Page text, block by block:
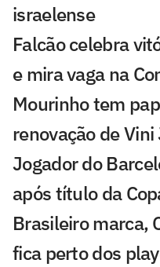
israelense
Falcão celebra
e mira vaga na
Mourinho tem
renovação de
Jogador do
após título da
Brasileiro marca,
fica perto dos